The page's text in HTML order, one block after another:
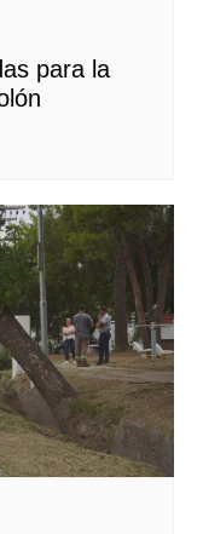
para la